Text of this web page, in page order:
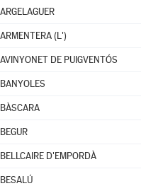
ARGELAGUER
ARMENTERA (L')
AVINYONET DE PUIGVENTÓS
BANYOLES
BÀSCARA
BEGUR
BELLCAIRE D'EMPORDÀ
BESALÚ